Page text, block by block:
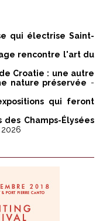
qui électrise Saint-
rencontre l'art du
Croatie : une autre
nature préservée -
qui feront
Champs-Élysées